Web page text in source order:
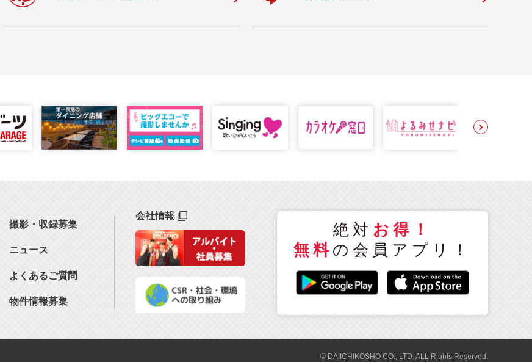
撮影・収録募集
ニュース
よくあるご質問
物件情報募集
会社情報
絶対 お得！
無料 の会員アプリ！
© DAIICHIKOSHO CO., LTD. ALL Rights Reserved.